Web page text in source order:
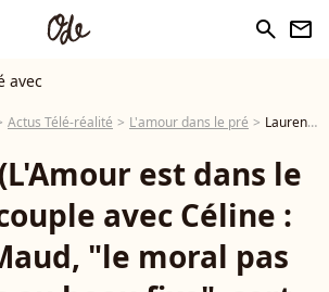
search newsletter
avec
Actus Télé-réalité L'amour dans le pré Laurent (L'Amour est dans le pré) en couple avec Céline : son ex Maud, "le moral pas toujours au beau fixe", sort du silence
est dans le
avec Céline :
"le moral pas